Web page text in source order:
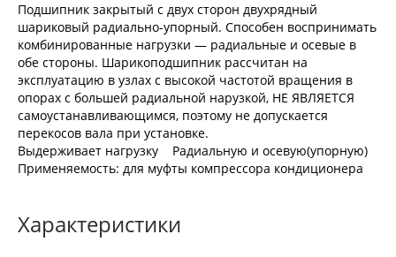
Подшипник закрытый с двух сторон двухрядный
шариковый радиально-упорный. Способен воспринимать
комбинированные нагрузки — радиальные и осевые в
обе стороны. Шарикоподшипник рассчитан на
эксплуатацию в узлах с высокой частотой вращения в
опорах с большей радиальной нарузкой, НЕ ЯВЛЯЕТСЯ
самоустанавливающимся, поэтому не допускается
перекосов вала при установке.
Выдерживает нагрузку Радиальную и осевую(упорную)
Применяемость: для муфты компрессора кондиционера
Характеристики